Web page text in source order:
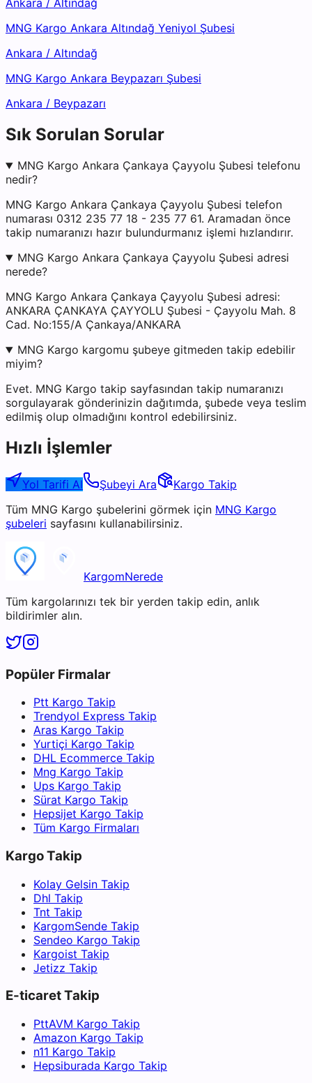
Ankara / Altındağ
MNG Kargo Ankara Altındağ Yeniyol Şubesi
Ankara / Altındağ
MNG Kargo Ankara Beypazarı Şubesi
Ankara / Beypazarı
Sık Sorulan Sorular
MNG Kargo Ankara Çankaya Çayyolu Şubesi telefonu
nedir?
MNG Kargo Ankara Çankaya Çayyolu Şubesi telefon
numarası 0312 235 77 18 - 235 77 61. Aramadan önce
takip numaranızı hazır bulundurmanız işlemi hızlandırır.
MNG Kargo Ankara Çankaya Çayyolu Şubesi adresi
nerede?
MNG Kargo Ankara Çankaya Çayyolu Şubesi adresi:
ANKARA ÇANKAYA ÇAYYOLU Şubesi - Çayyolu Mah. 8
Cad. No:155/A Çankaya/ANKARA
MNG Kargo kargomu şubeye gitmeden takip edebilir
miyim?
Evet. MNG Kargo takip sayfasından takip numaranızı
sorgulayarak gönderinizin dağıtımda, şubede veya teslim
edilmiş olup olmadığını kontrol edebilirsiniz.
Hızlı İşlemler
Yol Tarifi Al Şubeyi Ara
Kargo Takip
Tüm MNG Kargo şubelerini görmek için MNG Kargo
şubeleri sayfasını kullanabilirsiniz.
KargomNerede
Tüm kargolarınızı tek bir yerden takip edin, anlık
bildirimler alın.
Popüler Firmalar
Ptt Kargo Takip
Trendyol Express Takip
Aras Kargo Takip
Yurtiçi Kargo Takip
DHL Ecommerce Takip
Mng Kargo Takip
Ups Kargo Takip
Sürat Kargo Takip
Hepsijet Kargo Takip
Tüm Kargo Firmaları
Kargo Takip
Kolay Gelsin Takip
Dhl Takip
Tnt Takip
KargomSende Takip
Sendeo Kargo Takip
Kargoist Takip
Jetizz Takip
E-ticaret Takip
PttAVM Kargo Takip
Amazon Kargo Takip
n11 Kargo Takip
Hepsiburada Kargo Takip